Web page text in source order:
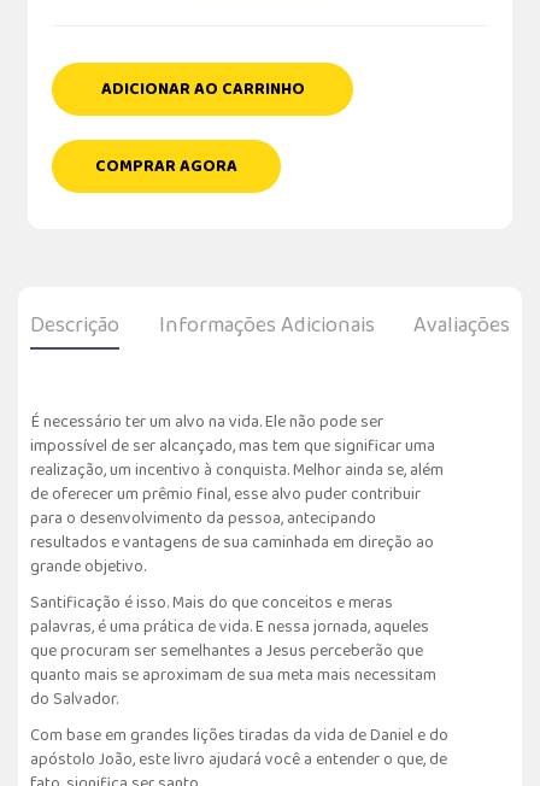
ADICIONAR AO CARRINHO
COMPRAR AGORA
Descrição Informações Adicionais Avaliações
É necessário ter um alvo na vida. Ele não pode ser
impossível de ser alcançado, mas tem que significar uma
realização, um incentivo à conquista. Melhor ainda se, além
de oferecer um prêmio final, esse alvo puder contribuir
para o desenvolvimento da pessoa, antecipando
resultados e vantagens de sua caminhada em direção ao
grande objetivo.
Santificação é isso. Mais do que conceitos e meras
palavras, é uma prática de vida. E nessa jornada, aqueles
que procuram ser semelhantes a Jesus perceberão que
quanto mais se aproximam de sua meta mais necessitam
do Salvador.
Com base em grandes lições tiradas da vida de Daniel e do
apóstolo João, este livro ajudará você a entender o que, de